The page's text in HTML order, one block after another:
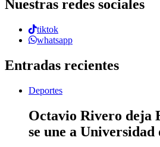
Nuestras redes sociales
tiktok
whatsapp
Entradas recientes
Deportes
Octavio Rivero deja
se une a Universidad